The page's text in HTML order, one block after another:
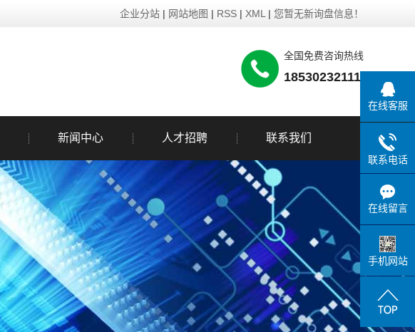
企业分站 | 网站地图 | RSS | XML | 您暂无新询盘信息！
全国免费咨询热线
18530232111
新闻中心
公司新闻
行业新闻
常用问题
人才招聘 联系我们
在线客服
联系电话
在线留言
手机网站